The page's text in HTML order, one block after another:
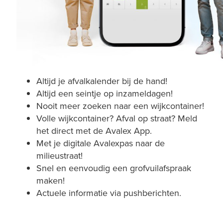
Altijd je afvalkalender bij de hand!
Altijd een seintje op inzameldagen!
Nooit meer zoeken naar een wijkcontainer!
Volle wijkcontainer? Afval op straat? Meld
het direct met de Avalex App.
Met je digitale Avalexpas naar de
milieustraat!
Snel en eenvoudig een grofvuilafspraak
maken!
Actuele informatie via pushberichten.